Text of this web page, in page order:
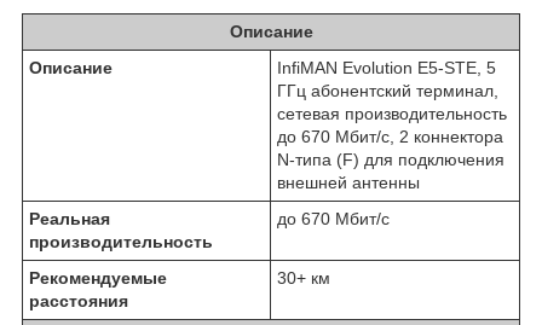
Описание
Описание
InfiMAN Evolution E5-STE, 5
ГГц абонентский терминал,
сетевая производительность
до 670 Мбит/с, 2 коннектора
N-типа (F) для подключения
внешней антенны
Реальная
производительность
до 670 Мбит/с
Рекомендуемые
расстояния
30+ км